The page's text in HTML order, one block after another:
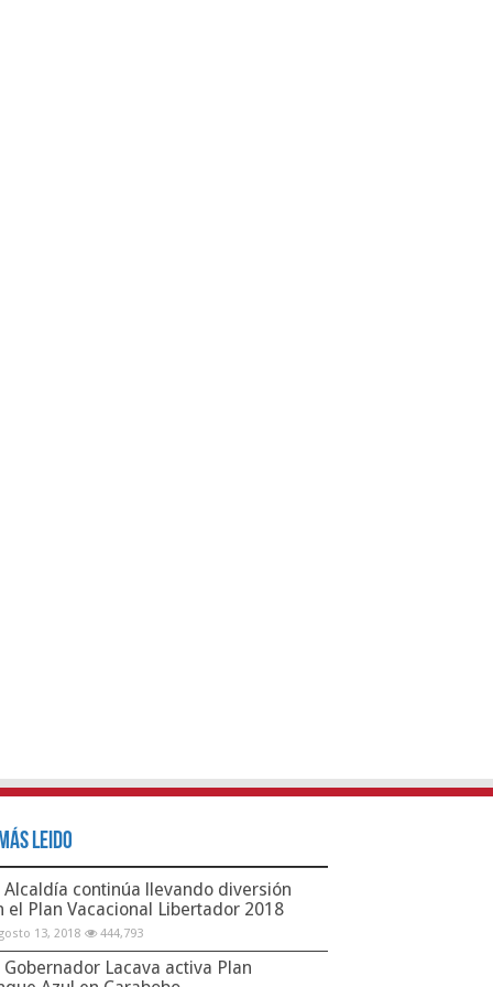
Leido
Alcaldía continúa llevando diversión
el Plan Vacacional Libertador 2018
13, 2018 444,793
Gobernador Lacava activa Plan